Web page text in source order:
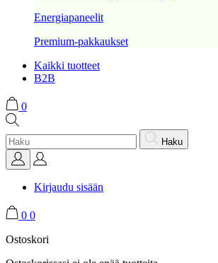
Energiapaneelit
Premium-pakkaukset
Kaikki tuotteet
B2B
0
Haku
Kirjaudu sisään
0 0
Ostoskori